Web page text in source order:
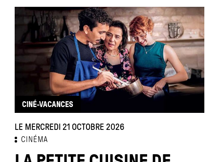
CINÉ-VACANCES
LE MERCREDI 21 OCTOBRE 2026
CINÉMA